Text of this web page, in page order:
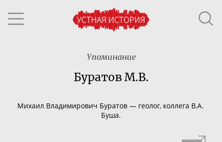
Упоминание
Буратов М.В.
Михаил Владимирович Буратов — геолог, коллега В.А.
Буша.